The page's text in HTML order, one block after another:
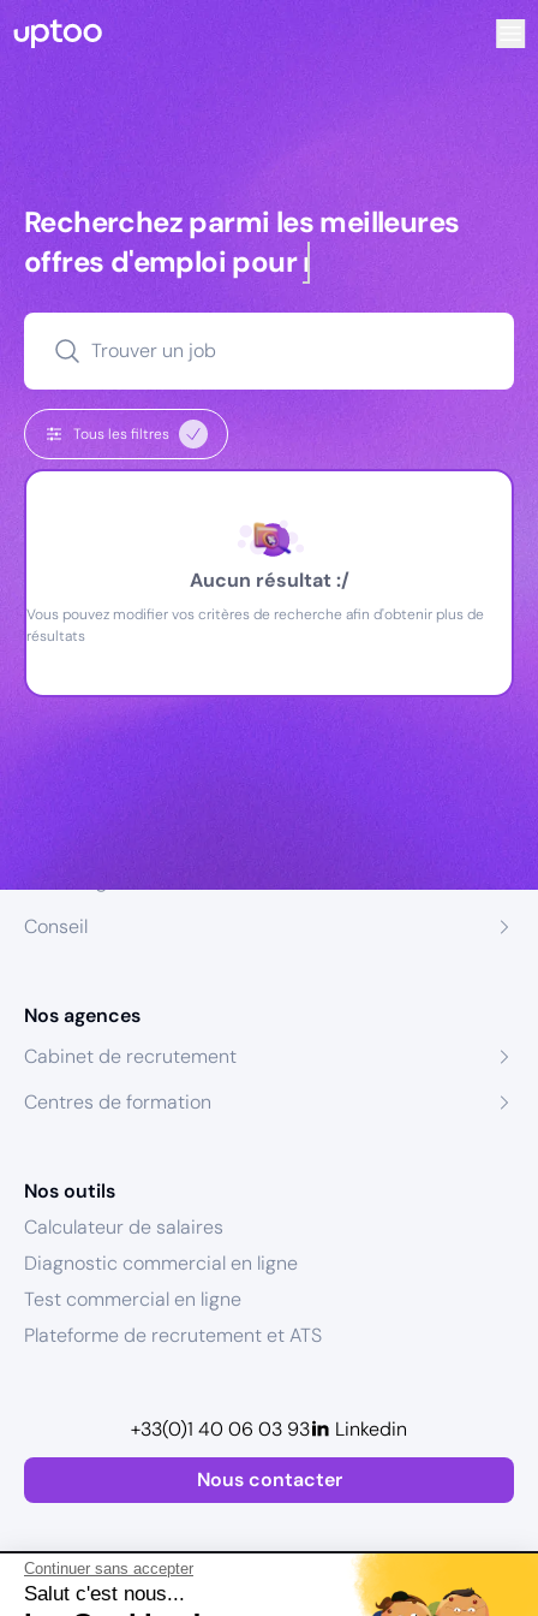
Continuer sans accepter
Salut c'est nous...
Recherchez parmi les meilleures
Recherchez parmi les meilleures
offres d'emploi pourmanagers
Trouver un job
Tous les filtres
Aucun résultat :/
Vous pouvez modifier vos critères de recherche afin d'obtenir plus de
résultats
Conseil
Nos agences
Cabinet de recrutement
Centres de formation
Nos outils
Calculateur de salaires
Diagnostic commercial en ligne
Test commercial en ligne
Plateforme de recrutement et ATS
Nous contacter
+33(0)1 40 06 03 93 Linkedin